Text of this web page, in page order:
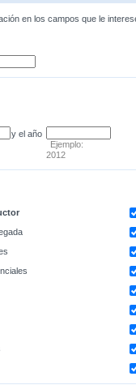
en los campos que le
y el año
Ejemplo:
2012